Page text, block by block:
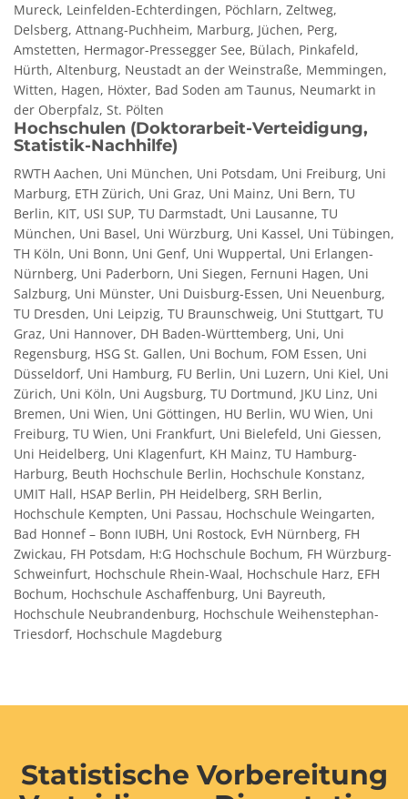
Mureck, Leinfelden-Echterdingen, Pöchlarn, Zeltweg,
Delsberg, Attnang-Puchheim, Marburg, Jüchen, Perg,
Amstetten, Hermagor-Pressegger See, Bülach, Pinkafeld,
Hürth, Altenburg, Neustadt an der Weinstraße, Memmingen,
Witten, Hagen, Höxter, Bad Soden am Taunus, Neumarkt in
der Oberpfalz, St. Pölten
Hochschulen (Doktorarbeit-Verteidigung,
Statistik-Nachhilfe)
RWTH Aachen, Uni München, Uni Potsdam, Uni Freiburg, Uni
Marburg, ETH Zürich, Uni Graz, Uni Mainz, Uni Bern, TU
Berlin, KIT, USI SUP, TU Darmstadt, Uni Lausanne, TU
München, Uni Basel, Uni Würzburg, Uni Kassel, Uni Tübingen,
TH Köln, Uni Bonn, Uni Genf, Uni Wuppertal, Uni Erlangen-
Nürnberg, Uni Paderborn, Uni Siegen, Fernuni Hagen, Uni
Salzburg, Uni Münster, Uni Duisburg-Essen, Uni Neuenburg,
TU Dresden, Uni Leipzig, TU Braunschweig, Uni Stuttgart, TU
Graz, Uni Hannover, DH Baden-Württemberg, Uni, Uni
Regensburg, HSG St. Gallen, Uni Bochum, FOM Essen, Uni
Düsseldorf, Uni Hamburg, FU Berlin, Uni Luzern, Uni Kiel, Uni
Zürich, Uni Köln, Uni Augsburg, TU Dortmund, JKU Linz, Uni
Bremen, Uni Wien, Uni Göttingen, HU Berlin, WU Wien, Uni
Freiburg, TU Wien, Uni Frankfurt, Uni Bielefeld, Uni Giessen,
Uni Heidelberg, Uni Klagenfurt, KH Mainz, TU Hamburg-
Harburg, Beuth Hochschule Berlin, Hochschule Konstanz,
UMIT Hall, HSAP Berlin, PH Heidelberg, SRH Berlin,
Hochschule Kempten, Uni Passau, Hochschule Weingarten,
Bad Honnef – Bonn IUBH, Uni Rostock, EvH Nürnberg, FH
Zwickau, FH Potsdam, H:G Hochschule Bochum, FH Würzburg-
Schweinfurt, Hochschule Rhein-Waal, Hochschule Harz, EFH
Bochum, Hochschule Aschaffenburg, Uni Bayreuth,
Hochschule Neubrandenburg, Hochschule Weihenstephan-
Triesdorf, Hochschule Magdeburg
Statistische Vorbereitung